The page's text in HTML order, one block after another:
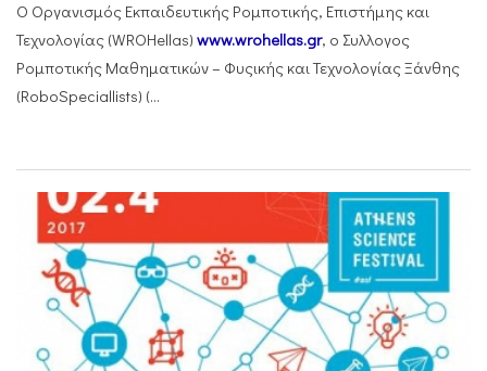
Ο Οργανισμός Εκπαιδευτικής Ρομποτικής, Επιστήμης και
Τεχνολογίας (WROHellas) www.wrohellas.gr, ο Συλλογος
Ρομποτικής Μαθηματικών – Φυςικής και Τεχνολογίας Ξάνθης
(RoboSpeciallists) (...